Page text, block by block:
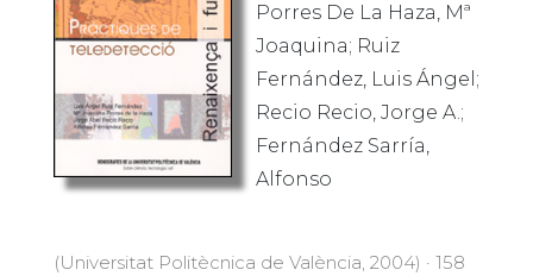
Porres De La Haza, Mª
Joaquina; Ruiz
Fernández, Luis Ángel;
Recio Recio, Jorge A.;
Fernández Sarría,
Alfonso
(Universitat Politècnica de València, 2004) · 158